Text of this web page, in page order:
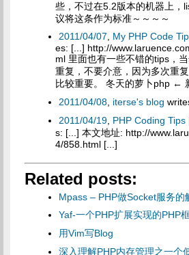
些，不过在5.2版本的机器上，
议将这条作为标准～～～～
2011/04/07, My PHP Code
es: [...] http://
ml 里面也有一些不错的tips，
重复，不要介意，因为多次重
比较重要。 冬天的萝卜php ←
2011/04/08, iterse's blog
2011/04/19
PHP Coding
s: [...] 本文地址: http://
4/858.html [...]
Related posts:
Mpass – PHP做Socket服务的
Yaf-一个PHP扩展实现的PHP
用Vim写Blog
深入理解PHP内存管理之一个